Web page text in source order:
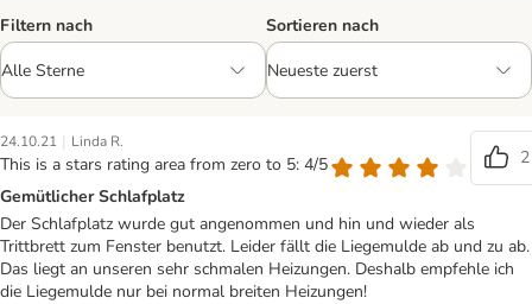
Filtern nach Sortieren nach
24.10.21 | Linda R.
This is a stars rating area from zero to 5: 4/5
2
Gemütlicher Schlafplatz
Der Schlafplatz wurde gut angenommen und hin und wieder als
Trittbrett zum Fenster benutzt. Leider fällt die Liegemulde ab und zu ab.
Das liegt an unseren sehr schmalen Heizungen. Deshalb empfehle ich
die Liegemulde nur bei normal breiten Heizungen!